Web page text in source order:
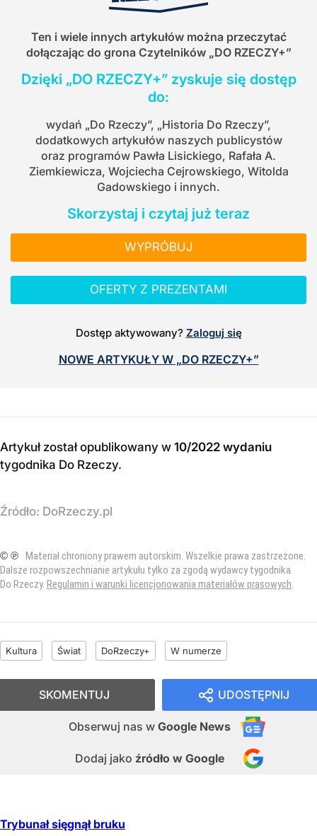
Ten i wiele innych artykułów można przeczytać
dołączając do grona Czytelników „DO RZECZY+”
Dzięki „DO RZECZY+” zyskuje się dostęp
do:
wydań „Do Rzeczy”, „Historia Do Rzeczy”,
dodatkowych artykułów naszych publicystów
oraz programów Pawła Lisickiego, Rafała A.
Ziemkiewicza, Wojciecha Cejrowskiego, Witolda
Gadowskiego i innych.
Skorzystaj i czytaj już teraz
WYPRÓBUJ
OFERTY Z PREZENTAMI
Dostęp aktywowany? Zaloguj się
NOWE ARTYKUŁY W „DO RZECZY+”
Artykuł został opublikowany w 10/2022 wydaniu
tygodnika Do Rzeczy.
Źródło: DoRzeczy.pl
© ℗ Materiał chroniony prawem autorskim. Wszelkie prawa zastrzeżone.
Dalsze rozpowszechnianie artykułu tylko za zgodą wydawcy tygodnika
Do Rzeczy. Regulamin i warunki licencjonowania materiałów prasowych.
Kultura Świat DoRzeczy+ W numerze
UDOSTĘPNIJ
Obserwuj nas w Google News
Dodaj jako źródło w Google
SKOMENTUJ
Trybunał sięgnął bruku